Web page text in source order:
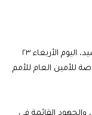
استقبل رئيس الجمهورية عبد اللطيف جمال رشيد، اليوم الأربعاء ٢٣
الخاصة للأمين العام للأمم